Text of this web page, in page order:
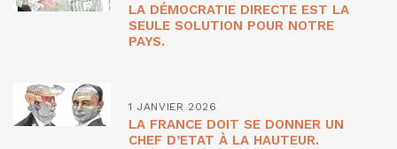
LA DÉMOCRATIE DIRECTE EST LA
SEULE SOLUTION POUR NOTRE
PAYS.
1 JANVIER 2026
LA FRANCE DOIT SE DONNER UN
CHEF D’ETAT À LA HAUTEUR.